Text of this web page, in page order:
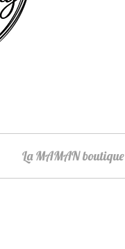
La MAMAN boutique